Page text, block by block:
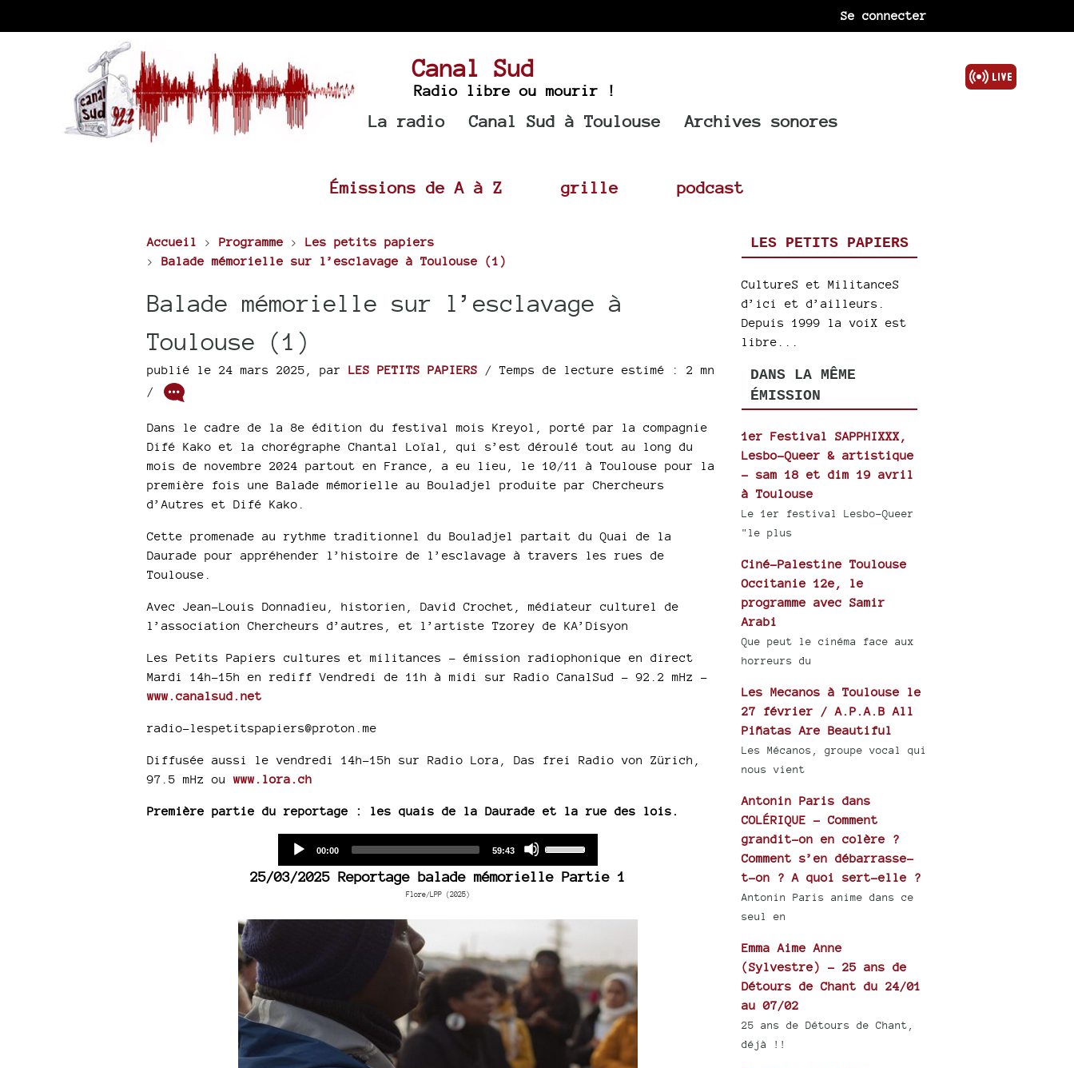
Se connecter
Canal Sud
Radio libre ou mourir !
La radio Canal Sud à Toulouse Archives sonores
Émissions de A à Z grille podcast
Accueil > Programme > Les petits papiers
> Balade mémorielle sur l’esclavage à Toulouse (1)
Balade mémorielle sur l’esclavage à
Toulouse (1)
publié le 24 mars 2025 par LES PETITS PAPIERS / Temps de lecture estimé : 2 mn
/
Dans le cadre de la 8e édition du festival mois Kreyol, porté par la compagnie
Difé Kako et la chorégraphe Chantal Loïal, qui s’est déroulé tout au long du
mois de novembre 2024 partout en France, a eu lieu, le 10/11 à Toulouse pour la
première fois une Balade mémorielle au Bouladjel produite par Chercheurs
d’Autres et Difé Kako.
Cette promenade au rythme traditionnel du Bouladjel partait du Quai de la
Daurade pour appréhender l’histoire de l’esclavage à travers les rues de
Toulouse.
Avec Jean-Louis Donnadieu, historien, David Crochet, médiateur culturel de
l’association Chercheurs d’autres, et l’artiste Tzorey de KA’Disyon
Les Petits Papiers cultures et militances - émission radiophonique en direct
Mardi 14h-15h en rediff Vendredi de 11h à midi sur Radio CanalSud - 92.2 mHz -
www.canalsud.net
radio-lespetitspapiers@proton.me
Diffusée aussi le vendredi 14h-15h sur Radio Lora, Das frei Radio von Zürich,
97.5 mHz ouwww.lora.ch
Première partie du reportage : les quais de la Daurade et la rue des lois.
Current
00:00
Total
59:43
Arrow
to
increase
or
decrease
volume.
25/03/2025 Reportage balade mémorielle Partie 1
Flore/LPP (2025)
LES PETITS PAPIERS
CultureS et MilitanceS
d’ici et d’ailleurs.
Depuis 1999 la voiX est
libre...
DANS LA MÊME
ÉMISSION
1er Festival SAPPHIXXX,
Lesbo-Queer & artistique
- sam 18 et dim 19 avril
à Toulouse
Le 1er festival Lesbo-Queer
"le plus
Ciné-Palestine Toulouse
Occitanie 12e, le
programme avec Samir
Arabi
Que peut le cinéma face aux
horreurs du
Les Mecanos à Toulouse le
27 février / A.P.A.B All
Piñatas Are Beautiful
Les Mécanos, groupe vocal qui
nous vient
Antonin Paris dans
COLÉRIQUE - Comment
grandit-on en colère ?
Comment s’en débarrasse-
t-on ? A quoi sert-elle ?
Antonin Paris anime dans ce
seul en
Emma Aime Anne
(Sylvestre) - 25 ans de
Détours de Chant du 24/01
au 07/02
25 ans de Détours de Chant,
déjà !!